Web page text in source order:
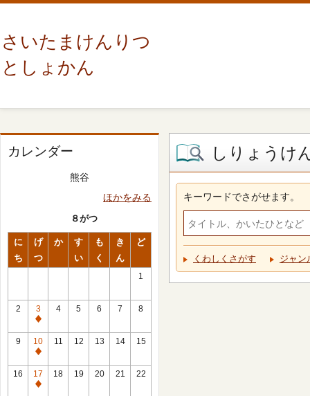
さいたまけんりつ
としょかん
カレンダー
熊谷
ほかをみる
８がつ
に
ち
げ
つ
か
す
い
も
く
き
ん
ど
1
2
3
休
館
日
4 5 6 7 8
9
10
休
館
日
11 12 13 14 15
16
17
休
18 19 20 21 22
しりょうけ
キーワードでさがせます。
くわしくさがす ジャン